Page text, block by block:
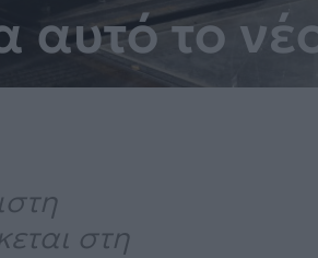
αυτό το
στη